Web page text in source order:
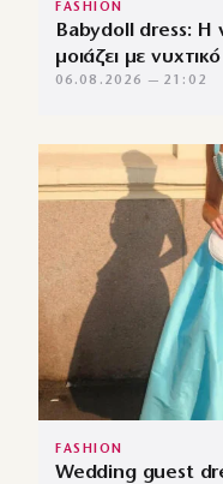
FASHION
Babydoll dress: Η
μοιάζει με νυχτικό
06.08.2026 — 21:02
FASHION
Wedding guest